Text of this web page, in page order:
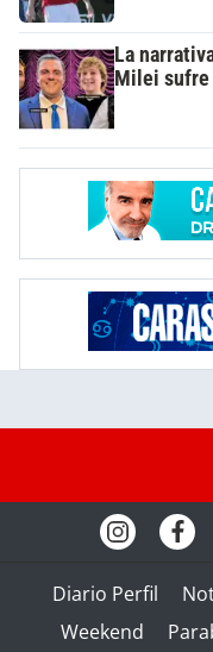
La
Milei sufre
Diario Perfil
Weekend